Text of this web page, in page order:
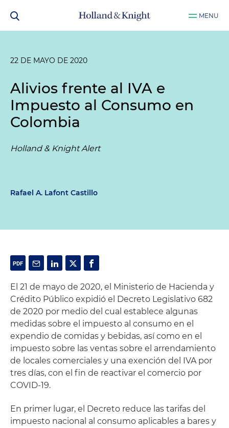
MENU
22 DE MAYO DE 2020
Alivios frente al IVA e
Impuesto al Consumo en
Colombia
Holland & Knight Alert
Rafael A. Lafont Castillo
El 21 de mayo de 2020, el Ministerio de Hacienda y
Crédito Público expidió el Decreto Legislativo 682
de 2020 por medio del cual establece algunas
medidas sobre el impuesto al consumo en el
expendio de comidas y bebidas, así como en el
impuesto sobre las ventas sobre el arrendamiento
de locales comerciales y una exención del IVA por
tres días, con el fin de reactivar el comercio por
COVID-19.
En primer lugar, el Decreto reduce las tarifas del
impuesto nacional al consumo aplicables a bares y